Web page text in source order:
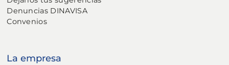
Denuncias DINAVISA
Convenios
La empresa